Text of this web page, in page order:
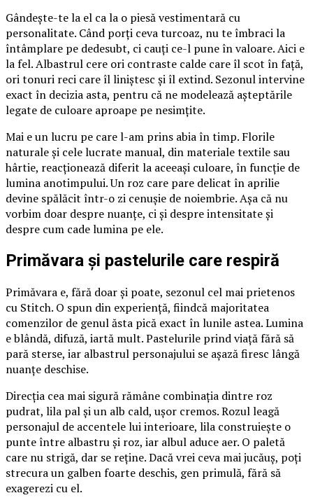
Gândește-te la el ca la o piesă vestimentară cu
personalitate. Când porți ceva turcoaz, nu te îmbraci la
întâmplare pe dedesubt, ci cauți ce-l pune în valoare. Aici e
la fel. Albastrul cere ori contraste calde care îl scot în față,
ori tonuri reci care îl liniștesc și îl extind. Sezonul intervine
exact în decizia asta, pentru că ne modelează așteptările
legate de culoare aproape pe nesimțite.
Mai e un lucru pe care l-am prins abia în timp. Florile
naturale și cele lucrate manual, din materiale textile sau
hârtie, reacționează diferit la aceeași culoare, în funcție de
lumina anotimpului. Un roz care pare delicat în aprilie
devine spălăcit într-o zi cenușie de noiembrie. Așa că nu
vorbim doar despre nuanțe, ci și despre intensitate și
despre cum cade lumina pe ele.
Primăvara și pastelurile care respiră
Primăvara e, fără doar și poate, sezonul cel mai prietenos
cu Stitch. O spun din experiență, fiindcă majoritatea
comenzilor de genul ăsta pică exact în lunile astea. Lumina
e blândă, difuză, iartă mult. Pastelurile prind viață fără să
pară sterse, iar albastrul personajului se așază firesc lângă
nuanțe deschise.
Direcția cea mai sigură rămâne combinația dintre roz
pudrat, lila pal și un alb cald, ușor cremos. Rozul leagă
personajul de accentele lui interioare, lila construiește o
punte între albastru și roz, iar albul aduce aer. O paletă
care nu strigă, dar se reține. Dacă vrei ceva mai jucăuș, poți
strecura un galben foarte deschis, gen primulă, fără să
exagerezi cu el.